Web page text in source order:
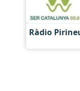
Ràdio